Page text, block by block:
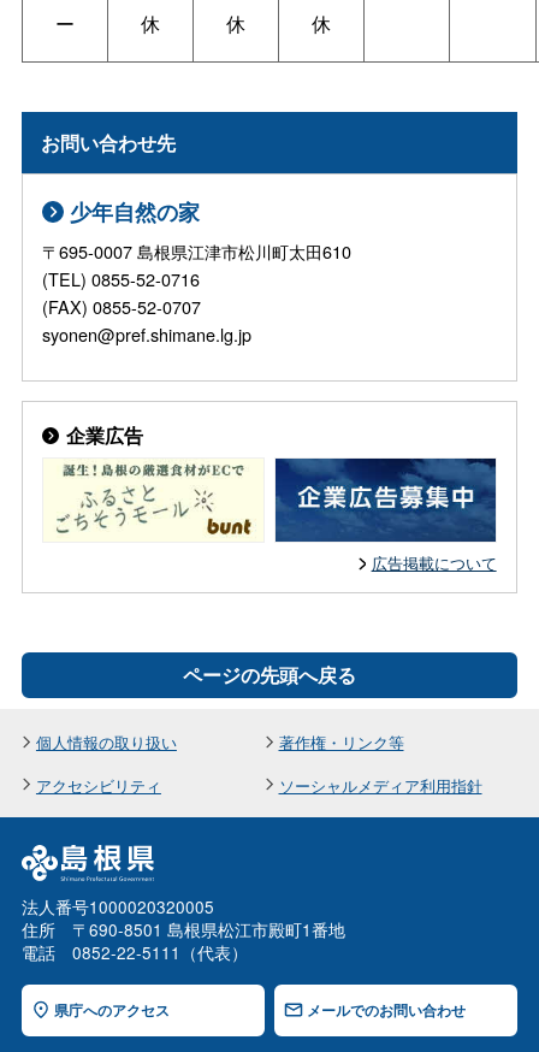
ー
休
休
休
お問い合わせ先
少年自然の家
〒695-0007 島根県江津市松川町太田610
(TEL) 0855-52-0716
(FAX) 0855-52-0707
syonen@pref.shimane.lg.jp
企業広告
広告掲載について
ページの先頭へ戻る
個人情報の取り扱い
著作権・リンク等
アクセシビリティ
ソーシャルメディア利用指針
法人番号1000020320005
住所 〒690-8501 島根県松江市殿町1番地
電話 0852-22-5111（代表）
県庁へのアクセス メールでのお問い合わせ